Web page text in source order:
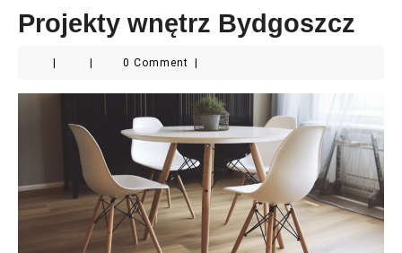
Projekty wnętrz Bydgoszcz
0 Comment